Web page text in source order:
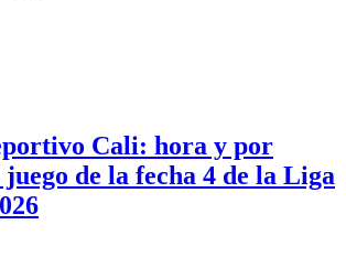
Cali: hora y por
de la fecha 4 de la Liga